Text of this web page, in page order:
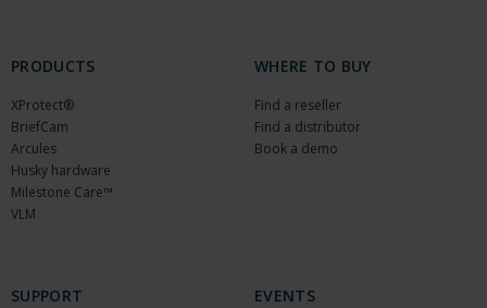
PRODUCTS
XProtect®
BriefCam
Arcules
Husky hardware
Milestone Care™
VLM
WHERE TO BUY
Find a reseller
Find a distributor
Book a demo
SUPPORT EVENTS